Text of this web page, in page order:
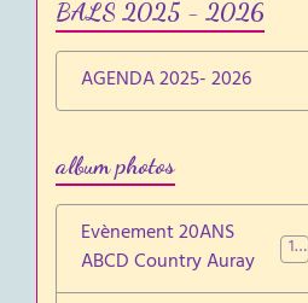
BALS 2025 - 2026
AGENDA 2025- 2026
album photos
Evènement 20ANS
ABCD Country Auray
137